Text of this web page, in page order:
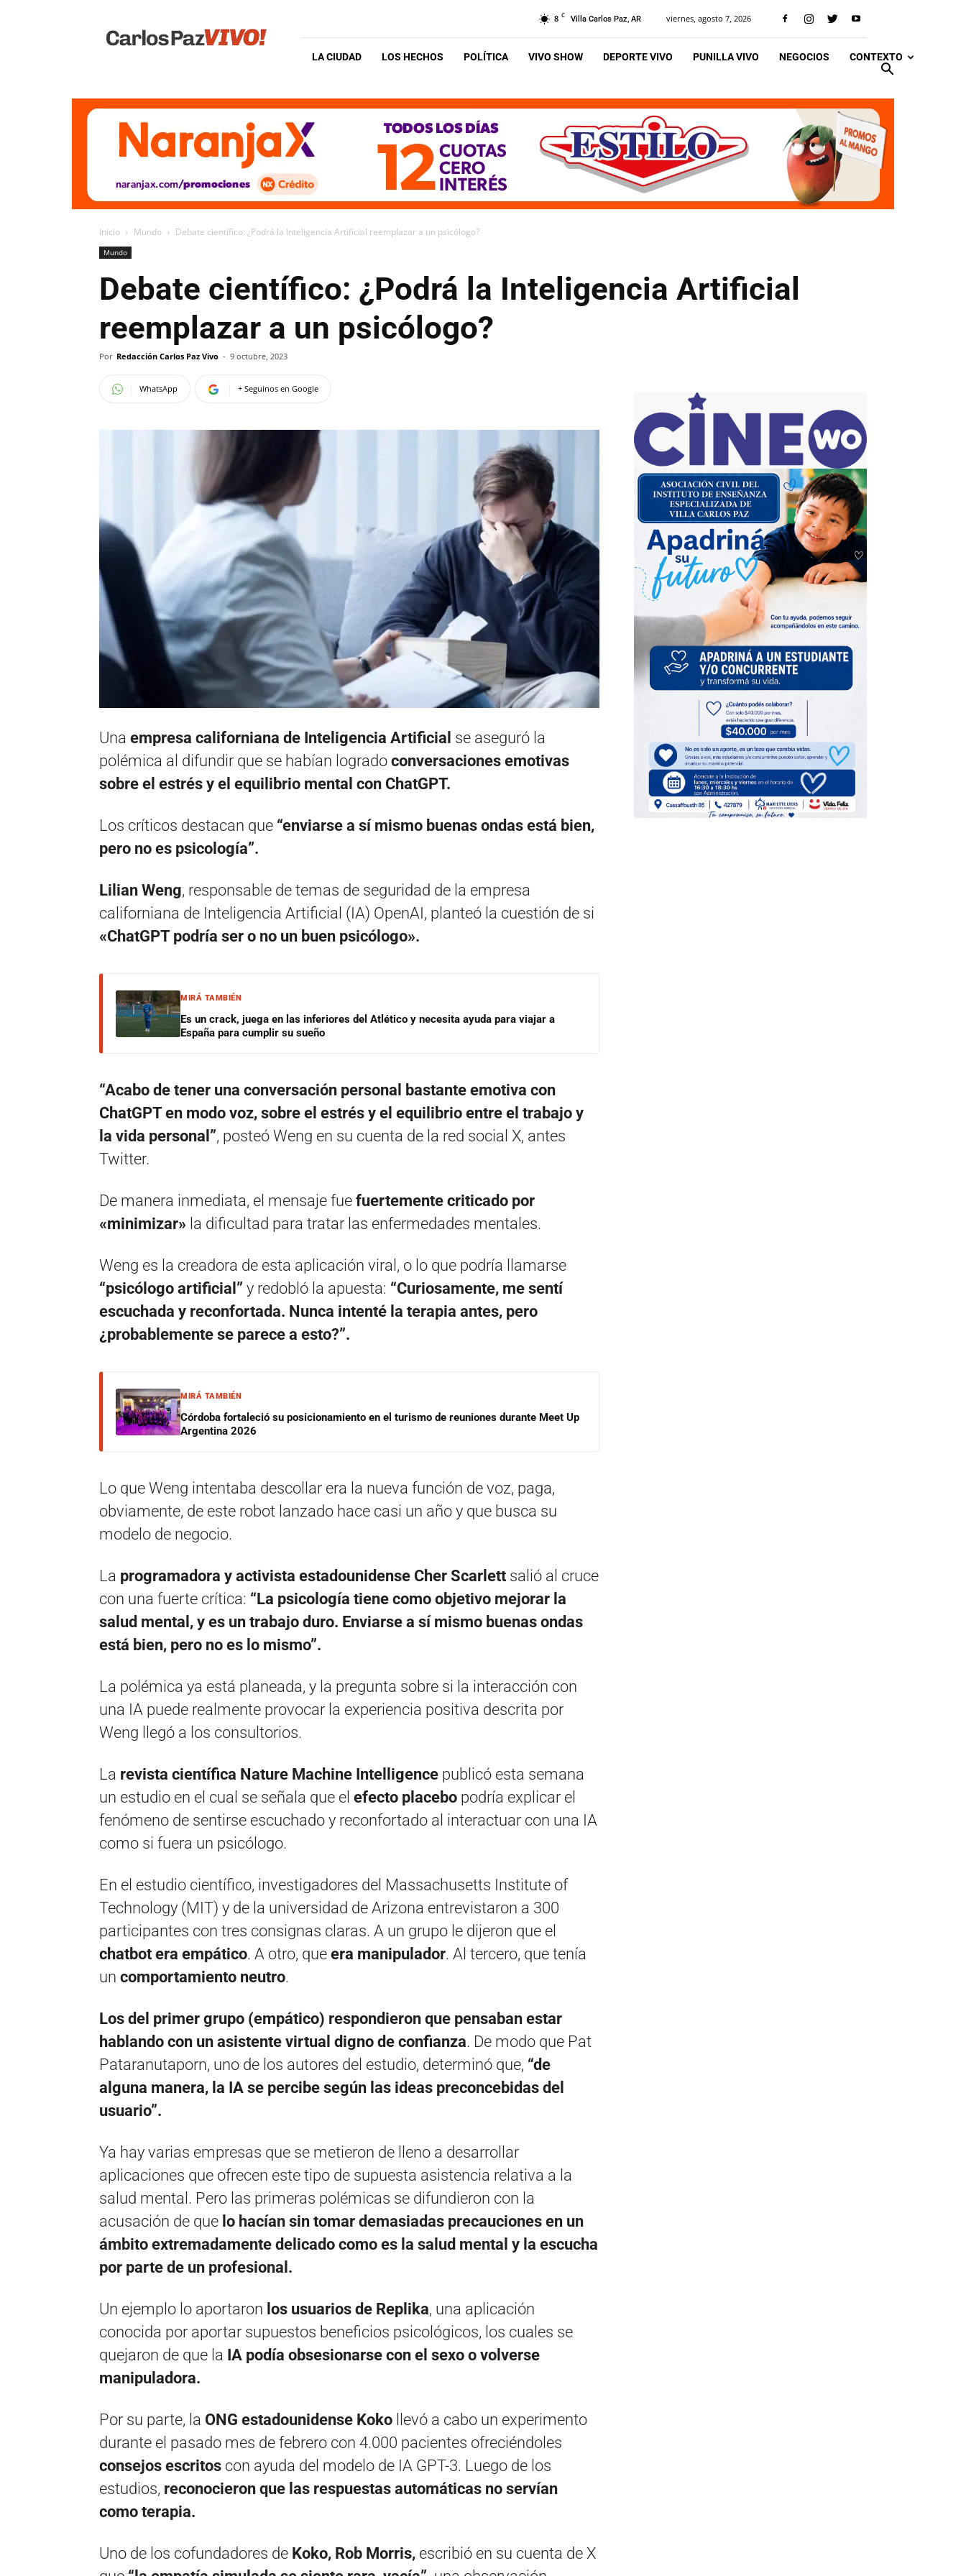
Vivo
8 C Villa Carlos Paz, AR viernes, agosto 7, 2026
LA CIUDAD LOS HECHOS POLÍTICA VIVO SHOW DEPORTE VIVO PUNILLA VIVO NEGOCIOS CONTEXTO
Inicio Mundo Debate científico: ¿Podrá la Inteligencia Artificial reemplazar a un psicólogo?
Mundo
Debate científico: ¿Podrá la Inteligencia Artificial
reemplazar a un psicólogo?
Por Redacción Carlos Paz Vivo - 9 octubre, 2023
WhatsApp + Seguinos en Google
Una empresa californiana de Inteligencia Artificial se aseguró la
polémica al difundir que se habían logrado conversaciones emotivas
sobre el estrés y el equilibrio mental con ChatGPT.
Los críticos destacan que “enviarse a sí mismo buenas ondas está bien,
pero no es psicología”.
Lilian Weng, responsable de temas de seguridad de la empresa
californiana de Inteligencia Artificial (IA) OpenAI, planteó la cuestión de si
«ChatGPT podría ser o no un buen psicólogo».
MIRÁ TAMBIÉN
Es un crack, juega en las inferiores del Atlético y necesita ayuda para viajar a
España para cumplir su sueño
“Acabo de tener una conversación personal bastante emotiva con
ChatGPT en modo voz, sobre el estrés y el equilibrio entre el trabajo y
la vida personal”, posteó Weng en su cuenta de la red social X, antes
Twitter.
De manera inmediata, el mensaje fue fuertemente criticado por
«minimizar» la dificultad para tratar las enfermedades mentales.
Weng es la creadora de esta aplicación viral, o lo que podría llamarse
“psicólogo artificial” y redobló la apuesta: “Curiosamente, me sentí
escuchada y reconfortada. Nunca intenté la terapia antes, pero
¿probablemente se parece a esto?”.
MIRÁ TAMBIÉN
Córdoba fortaleció su posicionamiento en el turismo de reuniones durante Meet Up
Argentina 2026
Lo que Weng intentaba descollar era la nueva función de voz, paga,
obviamente, de este robot lanzado hace casi un año y que busca su
modelo de negocio.
La programadora y activista estadounidense Cher Scarlett salió al cruce
con una fuerte crítica: “La psicología tiene como objetivo mejorar la
salud mental, y es un trabajo duro. Enviarse a sí mismo buenas ondas
está bien, pero no es lo mismo”.
La polémica ya está planeada, y la pregunta sobre si la interacción con
una IA puede realmente provocar la experiencia positiva descrita por
Weng llegó a los consultorios.
La revista científica Nature Machine Intelligence publicó esta semana
un estudio en el cual se señala que el efecto placebo podría explicar el
fenómeno de sentirse escuchado y reconfortado al interactuar con una IA
como si fuera un psicólogo.
En el estudio científico, investigadores del Massachusetts Institute of
Technology (MIT) y de la universidad de Arizona entrevistaron a 300
participantes con tres consignas claras. A un grupo le dijeron que el
chatbot era empático. A otro, que era manipulador. Al tercero, que tenía
un comportamiento neutro.
Los del primer grupo (empático) respondieron que pensaban estar
hablando con un asistente virtual digno de confianza. De modo que Pat
Pataranutaporn, uno de los autores del estudio, determinó que, “de
alguna manera, la IA se percibe según las ideas preconcebidas del
usuario”.
Ya hay varias empresas que se metieron de lleno a desarrollar
aplicaciones que ofrecen este tipo de supuesta asistencia relativa a la
salud mental. Pero las primeras polémicas se difundieron con la
acusación de que lo hacían sin tomar demasiadas precauciones en un
ámbito extremadamente delicado como es la salud mental y la escucha
por parte de un profesional.
Un ejemplo lo aportaron los usuarios de Replika, una aplicación
conocida por aportar supuestos beneficios psicológicos, los cuales se
quejaron de que la IA podía obsesionarse con el sexo o volverse
manipuladora.
Por su parte, la ONG estadounidense Koko llevó a cabo un experimento
durante el pasado mes de febrero con 4.000 pacientes ofreciéndoles
consejos escritos con ayuda del modelo de IA GPT-3. Luego de los
estudios, reconocieron que las respuestas automáticas no servían
como terapia.
Uno de los cofundadores de Koko, Rob Morris, escribió en su cuenta de X